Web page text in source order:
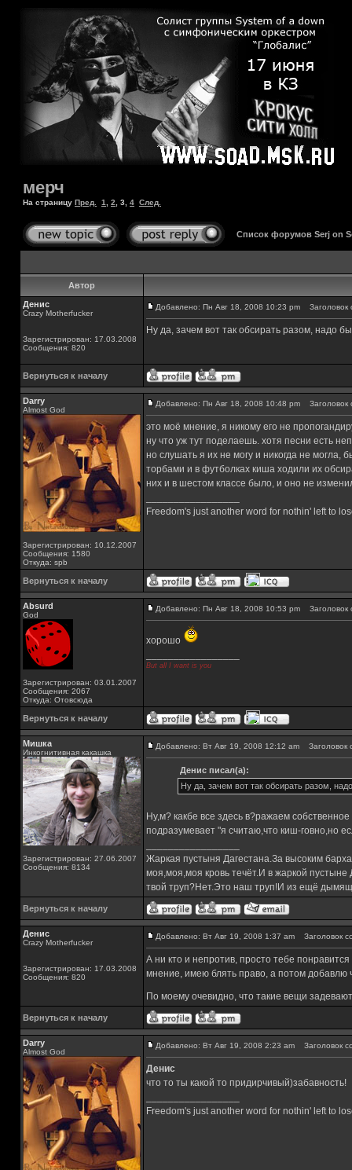
мерч
На страницу Пред. 1 2 3 4 След.
Список форумов Serj on
Автор
Денис
Crazy Motherfucker
Зарегистрирован: 17.03.2008
Сообщения: 820
Добавлено: Пн Авг 18, 2008 10:23 pm Заголовок
Ну да, зачем вот так обсирать разом, надо
Вернуться к началу
Darry
Almost God
Зарегистрирован: 10.12.2007
Сообщения: 1580
Откуда: spb
Добавлено: Пн Авг 18, 2008 10:48 pm Заголовок
это моё мнение, я никому его не
ну что уж тут поделаешь. хотя песни есть
но слушать я их не могу и никогда не могла,
торбами и в футболках киша ходили их
них и в шестом классе было, и оно не
Freedom's just another word for nothin' left to
Вернуться к началу
Absurd
God
Зарегистрирован: 03.01.2007
Сообщения: 2067
Откуда: Отовсюда
Добавлено: Пн Авг 18, 2008 10:53 pm Заголовок
хорошо
But all I want is you
Вернуться к началу
Мишка
Инкогнитивная какашка
Зарегистрирован: 27.06.2007
Сообщения: 8134
Добавлено: Вт Авг 19, 2008 12:12 am Заголовок
Денис писал(а):
Ну да, зачем вот так обсирать разом,
Ну,м? какбе все здесь в?ражаем
подразумевает "я считаю,что киш-говно,но
Жаркая пустыня Дагестана.За высоким
моя,моя,моя кровь течёт.И в жаркой
твой труп?Нет.Это наш труп!И из ещё
Вернуться к началу
Денис
Crazy Motherfucker
Зарегистрирован: 17.03.2008
Сообщения: 820
Добавлено: Вт Авг 19, 2008 1:37 am Заголовок
А ни кто и непротив, просто тебе
мнение, имею блять право, а потом добавлю
По моему очевидно, что такие вещи
Вернуться к началу
Darry
Almost God
Добавлено: Вт Авг 19, 2008 2:23 am Заголовок
Денис
что то ты какой то придирчивый)забавность!
Freedom's just another word for nothin' left to